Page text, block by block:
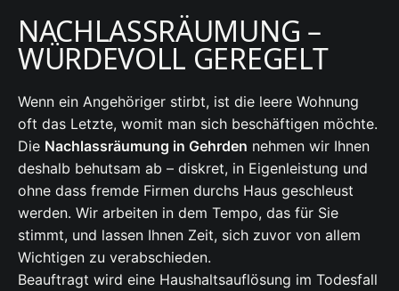
NACHLASSRÄUMUNG –
WÜRDEVOLL GEREGELT
Wenn ein Angehöriger stirbt, ist die leere Wohnung
oft das Letzte, womit man sich beschäftigen möchte.
Die Nachlassräumung in Gehrden nehmen wir Ihnen
deshalb behutsam ab – diskret, in Eigenleistung und
ohne dass fremde Firmen durchs Haus geschleust
werden. Wir arbeiten in dem Tempo, das für Sie
stimmt, und lassen Ihnen Zeit, sich zuvor von allem
Wichtigen zu verabschieden.
Beauftragt wird eine Haushaltsauflösung im Todesfall